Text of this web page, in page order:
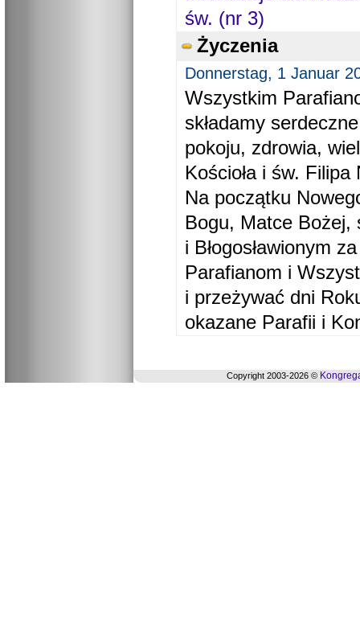
św. (nr 3)
Życzenia
Donnerstag, 1 Januar
Wszystkim
składamy
pokoju, zdrowia,
Kościoła i św. Filipa
Na początku
Bogu, Matce Bożej,
i Błogosławionym
Parafianom i
i przeżywać dni
okazane Parafii i
Copyright 2003-2026 ©